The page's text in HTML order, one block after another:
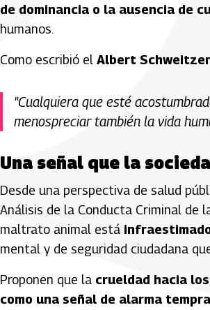
de dominancia o la ausencia de
humanos.
Como escribió el Albert Schweitzer
"Cualquiera que esté
menospreciar también la vida
Una señal que la
Desde una perspectiva de salud
Análisis de la Conducta Criminal de
maltrato animal está
mental y de seguridad ciudadana
Proponen que la crueldad hacia
como una señal de alarma